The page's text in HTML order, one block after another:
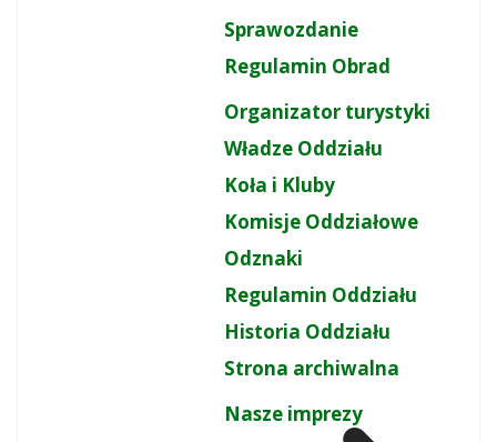
Sprawozdanie
Regulamin Obrad
Organizator turystyki
Władze Oddziału
Koła i Kluby
Komisje Oddziałowe
Odznaki
Regulamin Oddziału
Historia Oddziału
Strona archiwalna
Nasze imprezy